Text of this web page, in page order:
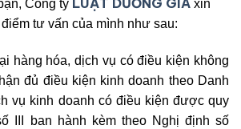
Công ty LUẬT DƯƠNG GIA xin
tư vấn của mình như sau:
hàng hóa, dịch vụ có điều kiện không
đủ điều kiện kinh doanh theo Danh
vụ kinh doanh có điều kiện được quy
III ban hành kèm theo Nghị định số